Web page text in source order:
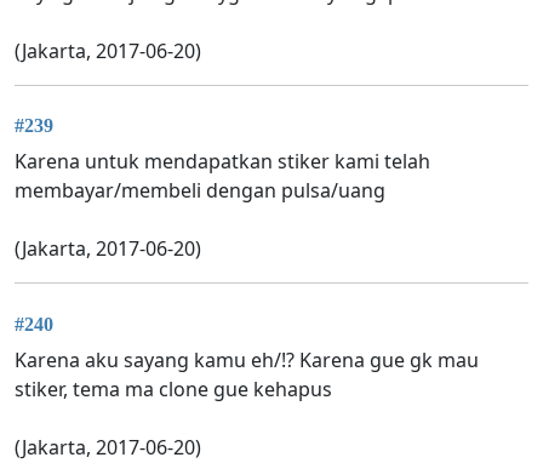
(Jakarta, 2017-06-20)
#239
Karena untuk mendapatkan stiker kami telah
membayar/membeli dengan pulsa/uang
(Jakarta, 2017-06-20)
#240
Karena aku sayang kamu eh/!? Karena gue gk mau
stiker, tema ma clone gue kehapus
(Jakarta, 2017-06-20)